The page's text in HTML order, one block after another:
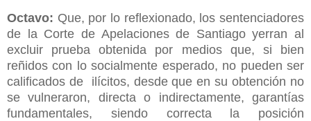
Octavo: Que, por lo reflexionado, los sentenciadores
de la Corte de Apelaciones de Santiago yerran al
excluir prueba obtenida por medios que, si bien
reñidos con lo socialmente esperado, no pueden ser
calificados de ilícitos, desde que en su obtención no
se vulneraron, directa o indirectamente, garantías
fundamentales, siendo correcta la posición